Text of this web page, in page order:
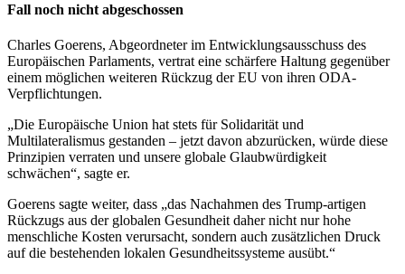
Fall noch nicht abgeschossen
Charles Goerens, Abgeordneter im Entwicklungsausschuss des
Europäischen Parlaments, vertrat eine schärfere Haltung gegenüber
einem möglichen weiteren Rückzug der EU von ihren ODA-
Verpflichtungen.
„Die Europäische Union hat stets für Solidarität und
Multilateralismus gestanden – jetzt davon abzurücken, würde diese
Prinzipien verraten und unsere globale Glaubwürdigkeit
schwächen“, sagte er.
Goerens sagte weiter, dass „das Nachahmen des Trump-artigen
Rückzugs aus der globalen Gesundheit daher nicht nur hohe
menschliche Kosten verursacht, sondern auch zusätzlichen Druck
auf die bestehenden lokalen Gesundheitssysteme ausübt.“